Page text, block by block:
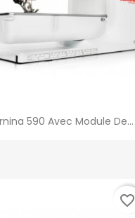
590 Avec Module De...
favorite_border